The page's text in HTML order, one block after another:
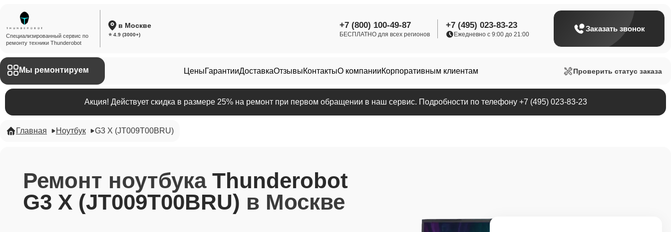
Специализированный сервис по
ремонту техники Thunderobot
в Москве
⭐ 4.9 (3000+)
+7 (800) 100-49-87
БЕСПЛАТНО для всех регионов
+7 (495) 023-83-23
Ежедневно с 9:00 до 21:00
Заказать звонок
Мы ремонтируем ЦеныГарантииДоставкаОтзывыКонтактыО компанииКорпоративным клиентам Проверить статус заказа
Акция! Действует скидка в размере 25% на ремонт при первом обращении в наш сервис. Подробности по телефону +7 (495) 023-83-23
Главная Ноутбук G3 X (JT009T00BRU)
Ремонт ноутбука Thunderobot
G3 X (JT009T00BRU) в Москве